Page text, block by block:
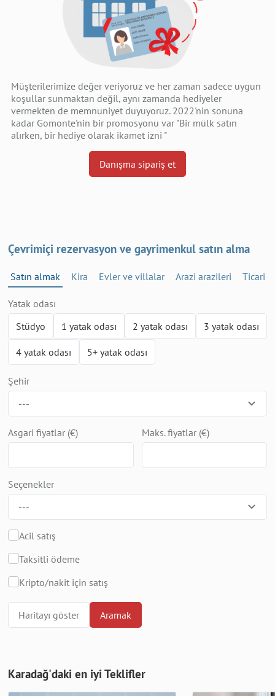
Müşterilerimize değer veriyoruz ve her zaman sadece uygun
koşullar sunmaktan değil, aynı zamanda hediyeler
vermekten de memnuniyet duyuyoruz. 2022'nin sonuna
kadar Gomonte'nin bir promosyonu var "Bir mülk satın
alırken, bir hediye olarak ikamet izni "
Danışma sipariş et
Çevrimiçi rezervasyon ve gayrimenkul satın alma
Satın almak Kira Evler ve villalar Arazi arazileri Ticari
Yatak odası
Stüdyo
1 yatak odası 2 yatak odası 3 yatak odası
4 yatak odası 5+ yatak odası
Şehir
---
Asgari fiyatlar (€) Maks. fiyatlar (€)
Seçenekler
---
Acil satış
Taksitli ödeme
Kripto/nakit için satış
Haritayı göster Aramak
Karadağ'daki en iyi Teklifler